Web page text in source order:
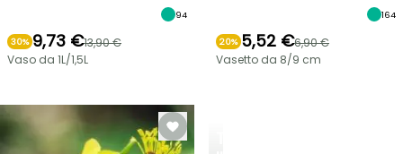
94
30% 9,73 €13,90 €
Vaso da 1L/1,5L
164
20% 5,52 €6,90 €
Vasetto da 8/9 cm